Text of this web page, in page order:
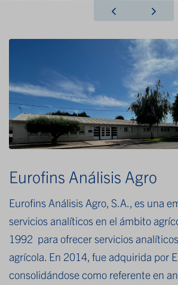
Eurofins Análisis Agro
Eurofins Análisis Agro, S.A., es una
servicios analíticos en el ámbito
1992 para ofrecer servicios
agrícola. En 2014, fue adquirida por
consolidándose como referente en